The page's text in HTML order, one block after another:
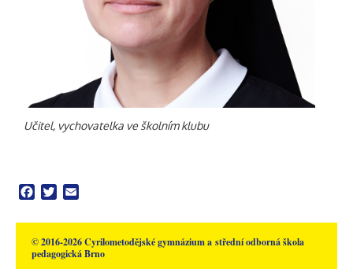
Učitel, vychovatelka ve školním klubu
Facebook
Twitter
© 2016-2026 Cyrilometodějské gymnázium a střední odborná škola
pedagogická Brno